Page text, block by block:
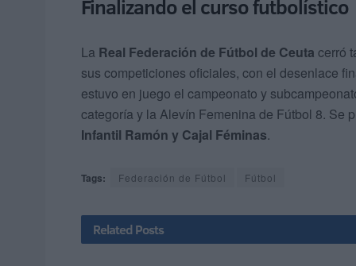
Finalizando el curso futbolístico
La Real Federación de Fútbol de Ceuta cerró
sus competiciones oficiales, con el desenlace
estuvo en juego el campeonato y
categoría y la Alevín Femenina de Fútbol 8. Se
Infantil Ramón y Cajal Féminas.
Tags: Federación de Fútbol Fútbol
Related Posts